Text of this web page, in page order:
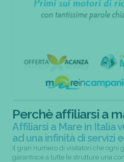
Perchè affiliarsi a
Affiliarsi a Mare in Italia
ad una infinità di servizi
Il gran numero di visitatori che ogni
garantisce a tutte le strutture una